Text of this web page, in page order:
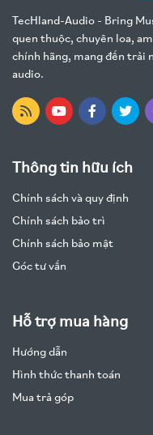
TecHland-Audio - Bring
quen thuộc, chuyên loa,
chính hãng, mang đến trải
audio.
Thông tin hữu ích
Chính sách và quy định
Chính sách bảo trì
Chính sách bảo mật
Góc tư vấn
Hỗ trợ mua hàng
Hướng dẫn
Hình thức thanh toán
Mua trả góp